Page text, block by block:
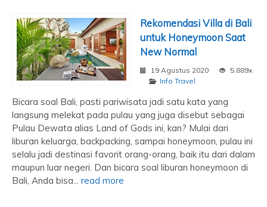
Rekomendasi Villa di Bali
untuk Honeymoon Saat
New Normal
19 Agustus 2020
5.889x
Info Travel
Bicara soal Bali, pasti pariwisata jadi satu kata yang
langsung melekat pada pulau yang juga disebut sebagai
Pulau Dewata alias Land of Gods ini, kan? Mulai dari
liburan keluarga, backpacking, sampai honeymoon, pulau ini
selalu jadi destinasi favorit orang-orang, baik itu dari dalam
maupun luar negeri. Dan bicara soal liburan honeymoon di
Bali, Anda bisa... read more